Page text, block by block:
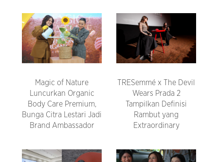
Magic of Nature
Luncurkan Organic
Body Care Premium,
Bunga Citra Lestari Jadi
Brand Ambassador
TRESemmé x The Devil
Wears Prada 2
Tampilkan Definisi
Rambut yang
Extraordinary